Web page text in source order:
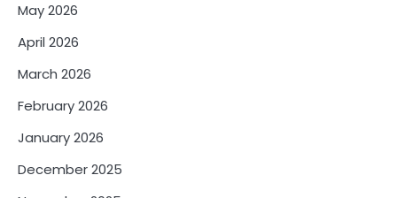
May 2026
April 2026
March 2026
February 2026
January 2026
December 2025